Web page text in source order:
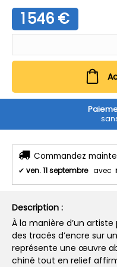
1 546 €
Commandez
✔ ven. 11 septembre avec
Description :
À la manière d’un
des tracés d’encre sur
représente une œuvre
chiné tout en relief